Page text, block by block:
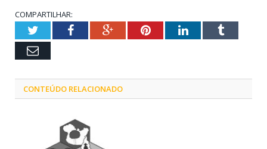
COMPARTILHAR:
TwitterFacebookGoogle+PinterestLinkedInTumblr
Email
CONTEÚDO RELACIONADO